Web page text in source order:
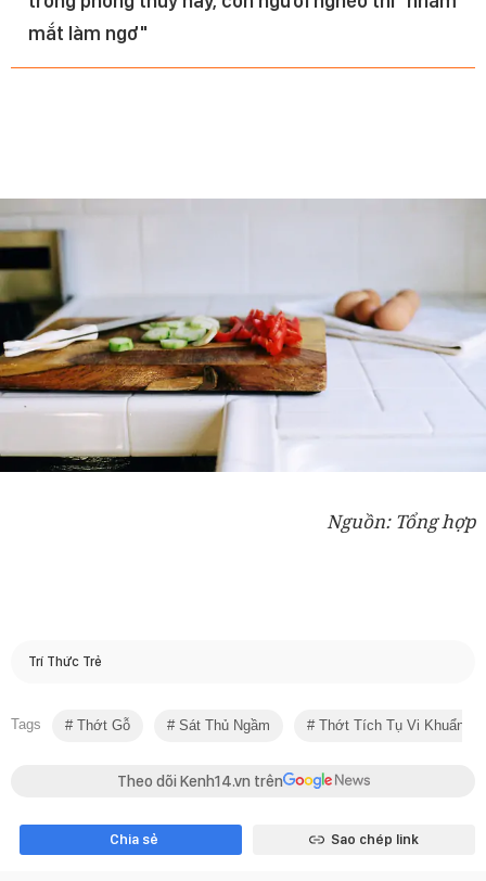
mắt làm ngơ"
Nguồn: Tổng hợp
Trí Thức Trẻ
Tags Thớt Gỗ Sát Thủ Ngầm Thớt Tích Tụ Vi Khuẩn
Theo dõi Kenh14.vn trên
Chia sẻ Sao chép link